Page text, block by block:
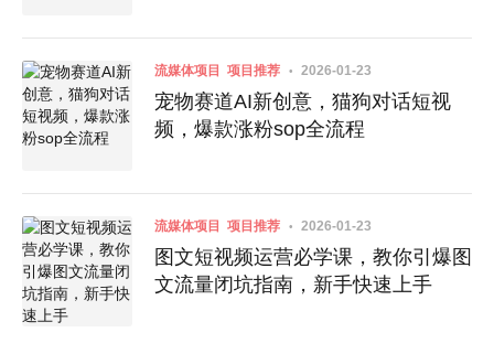
流媒体项目 项目推荐 2026-01-23
宠物赛道AI新创意，猫狗对话短视
频，爆款涨粉sop全流程
流媒体项目 项目推荐 2026-01-23
图文短视频运营必学课，教你引爆图
文流量闭坑指南，新手快速上手